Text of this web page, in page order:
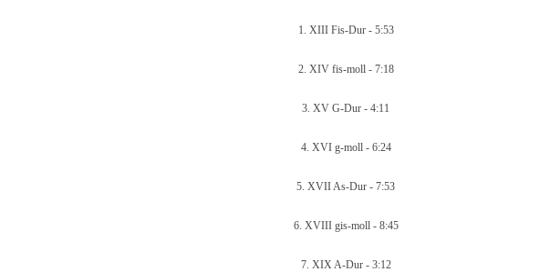
1. XIII Fis-Dur - 5:53
2. XIV fis-moll - 7:18
3. XV G-Dur - 4:11
4. XVI g-moll - 6:24
5. XVII As-Dur - 7:53
6. XVIII gis-moll - 8:45
7. XIX A-Dur - 3:12